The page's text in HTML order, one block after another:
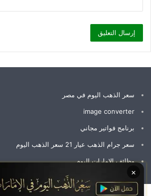
×
سعر الذهب اليوم في مصر
image converter
برنامج فواتير مجاني
سعر جرام الذهب عيار 21 سعر الذهب اليوم
وظائف الإمارات اليوم